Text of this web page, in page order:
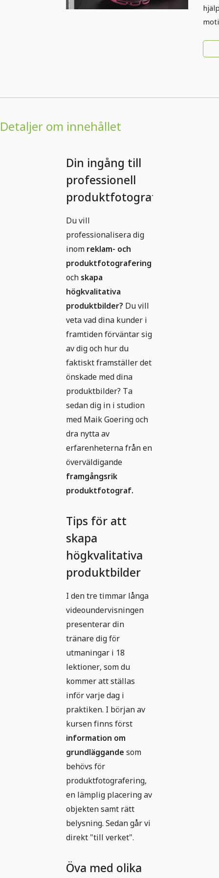
Detaljer om innehållet
Din ingång till
professionell
produktfotografering
Du vill
professionalisera dig
inom reklam- och
produktfotografering
och skapa
högkvalitativa
produktbilder? Du vill
veta vad dina kunder i
framtiden förväntar sig
av dig och hur du
faktiskt framställer det
önskade med dina
produktbilder? Ta
sedan dig in i studion
med Maik Goering och
dra nytta av
erfarenheterna från en
överväldigande
framgångsrik
produktfotograf.
Tips för att
skapa
högkvalitativa
produktbilder
I den tre timmar långa
videoundervisningen
presenterar din
tränare dig för
utmaningar i 18
lektioner, som du
kommer att ställas
inför varje dag i
praktiken. I början av
kursen finns först
information om
grundläggande som
behövs för
produktfotografering,
en lämplig placering av
objekten samt rätt
belysning. Sedan går vi
direkt "till verket".
Öva med olika